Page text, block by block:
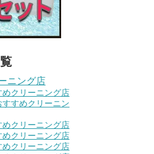
ニング店
クリーニング店
すめクリーニン
クリーニング店
クリーニング店
クリーニング店